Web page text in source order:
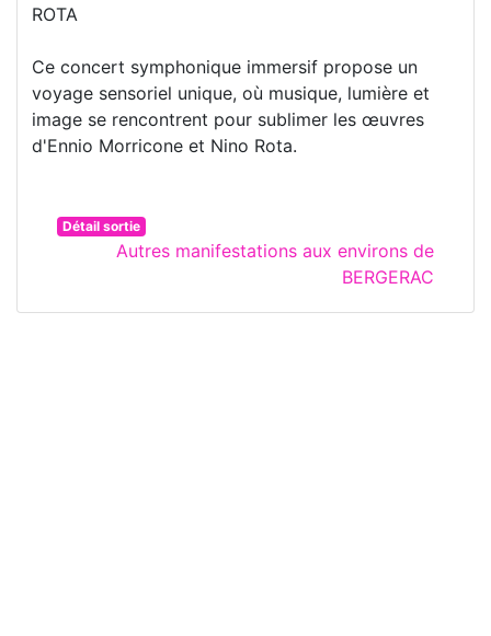
ROTA
Ce concert symphonique immersif propose un
voyage sensoriel unique, où musique, lumière et
image se rencontrent pour sublimer les œuvres
d'Ennio Morricone et Nino Rota.
Détail sortie
Autres manifestations aux environs de
BERGERAC